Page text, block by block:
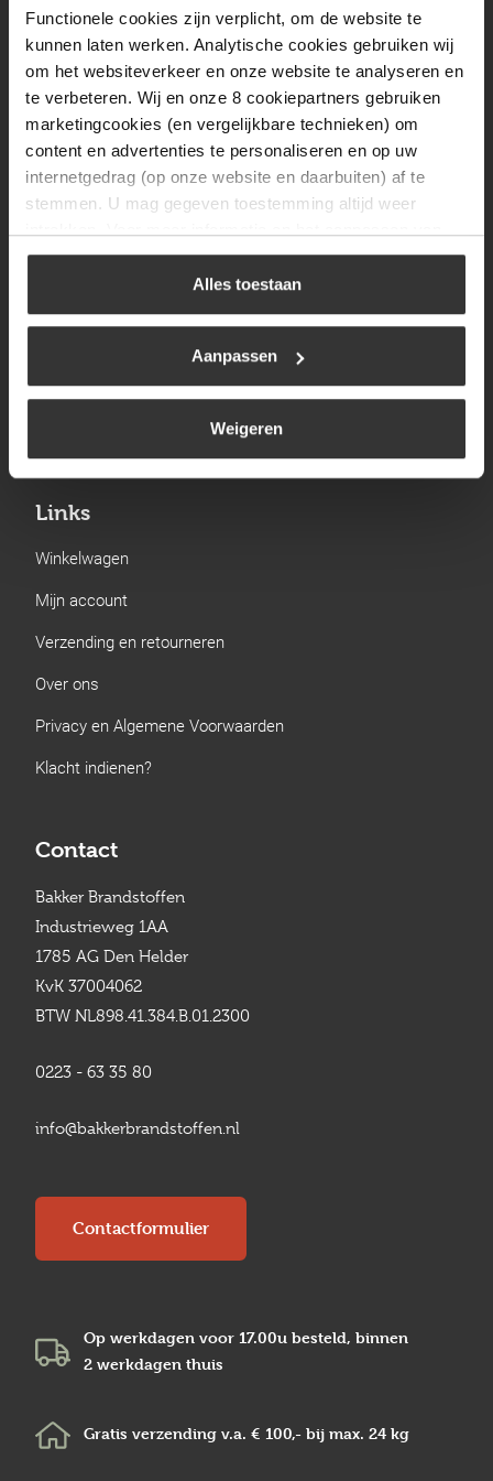
Functionele cookies zijn verplicht, om de website te
kunnen laten werken. Analytische cookies gebruiken wij
om het websiteverkeer en onze website te analyseren en
te verbeteren. Wij en onze 8 cookiepartners gebruiken
marketingcookies (en vergelijkbare technieken) om
content en advertenties te personaliseren en op uw
internetgedrag (op onze website en daarbuiten) af te
stemmen. U mag gegeven toestemming altijd weer
uw keuze op onze website verwijzen wij u naar ons
Alles toestaan
Aanpassen
Weigeren
Donderdag
08:00 tot 17:00
Vrijdag
08:00 tot 17:00
Zaterdag
09:30 tot 12:00
Zondag
Gesloten
Navigatie
BBQ
Verwarming
Links
Winkelwagen
Mijn account
Verzending en retourneren
Over ons
Privacy en Algemene Voorwaarden
Klacht indienen?
Contact
Bakker Brandstoffen
Industrieweg 1AA
1785 AG Den Helder
KvK 37004062
BTW NL898.41.384.B.01.2300
0223 - 63 35 80
info@bakkerbrandstoffen.nl
Contactformulier
Op werkdagen voor 17.00u besteld, binnen
2 werkdagen thuis
Gratis verzending v.a. € 100,- bij max. 24 kg